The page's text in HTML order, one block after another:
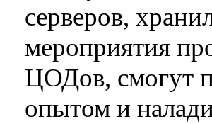
серверов,
мероприятия
ЦОДов, смогут
опытом и